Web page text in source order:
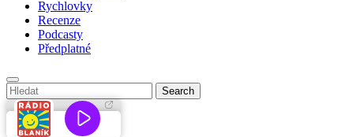
Rychlovky
Recenze
Podcasty
Předplatné